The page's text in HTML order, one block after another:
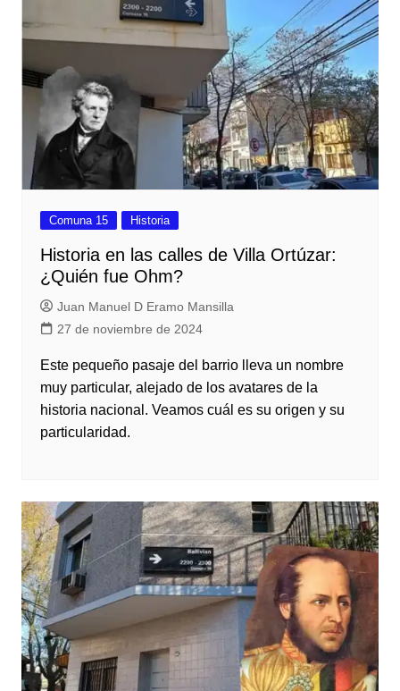
Comuna 15 Historia
Historia en las calles de Villa Ortúzar:
¿Quién fue Ohm?
Juan Manuel D Eramo Mansilla
27 de noviembre de 2024
Este pequeño pasaje del barrio lleva un nombre
muy particular, alejado de los avatares de la
historia nacional. Veamos cuál es su origen y su
particularidad.